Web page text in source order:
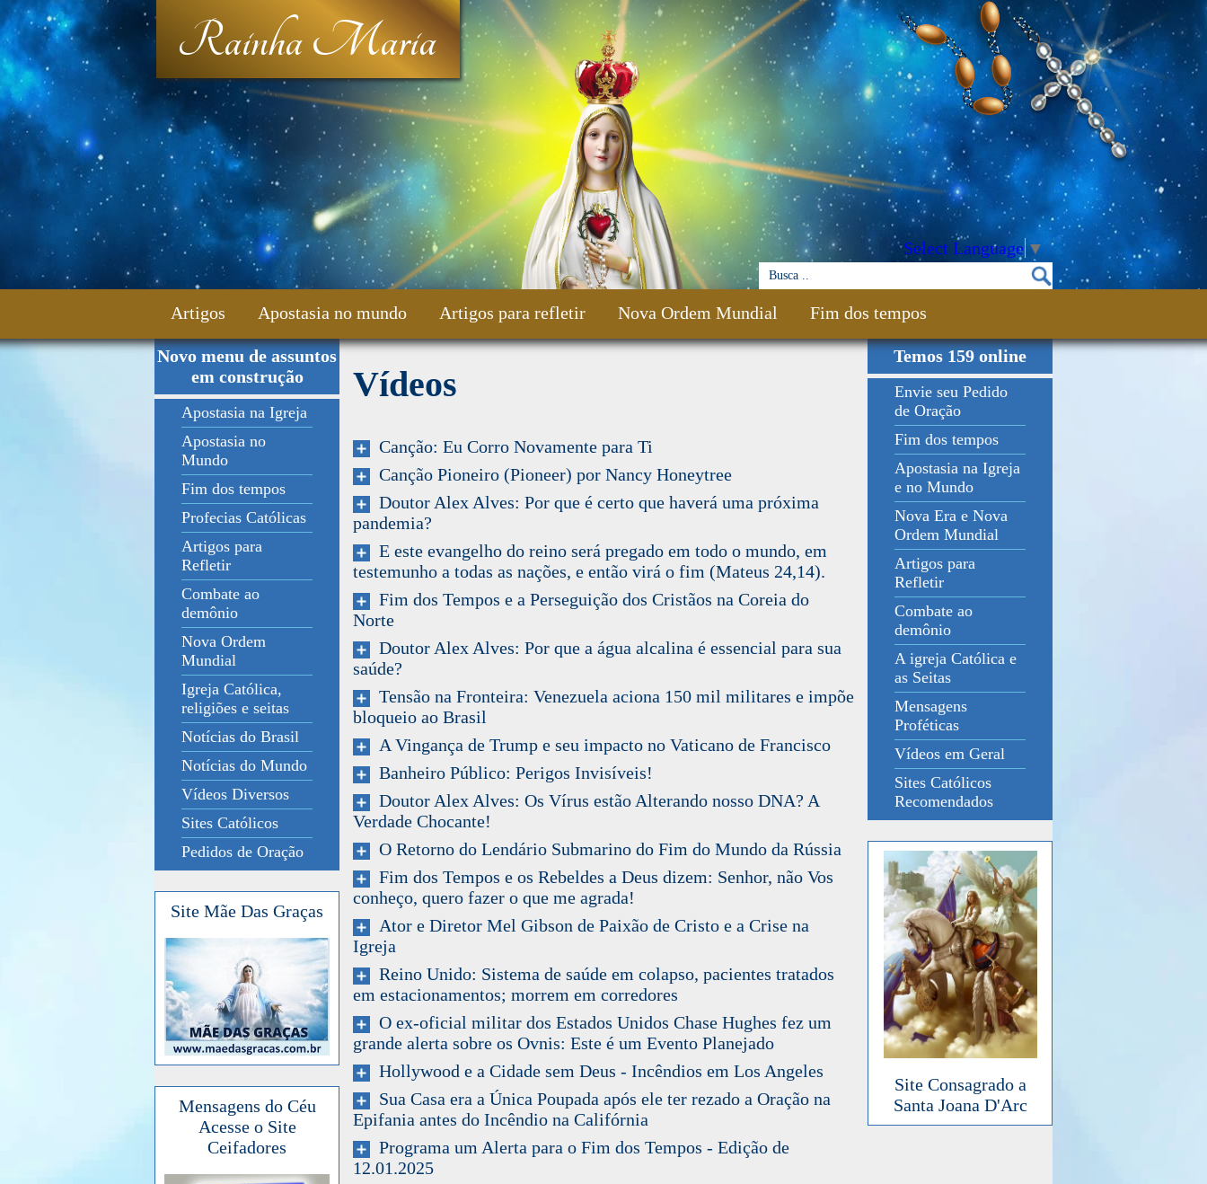
Rainha Maria
Select Language ▼
Artigos Apostasia no mundo Artigos para refletir Nova Ordem Mundial Fim dos tempos
Fale Conosco
Novo menu de assuntos
em construção
Apostasia na Igreja
Apostasia no
Mundo
Fim dos tempos
Profecias Católicas
Artigos para
Refletir
Combate ao
demônio
Nova Ordem
Mundial
Igreja Católica,
religiões e seitas
Notícias do Brasil
Notícias do Mundo
Vídeos Diversos
Sites Católicos
Pedidos de Oração
Site Mãe Das Graças
Mensagens do Céu
Acesse o Site
Ceifadores
Vídeos
Canção: Eu Corro Novamente para Ti
Canção Pioneiro (Pioneer) por Nancy Honeytree
Doutor Alex Alves: Por que é certo que haverá uma próxima
pandemia?
E este evangelho do reino será pregado em todo o mundo, em
testemunho a todas as nações, e então virá o fim (Mateus 24,14).
Fim dos Tempos e a Perseguição dos Cristãos na Coreia do
Norte
Doutor Alex Alves: Por que a água alcalina é essencial para sua
saúde?
Tensão na Fronteira: Venezuela aciona 150 mil militares e impõe
bloqueio ao Brasil
A Vingança de Trump e seu impacto no Vaticano de Francisco
Banheiro Público: Perigos Invisíveis!
Doutor Alex Alves: Os Vírus estão Alterando nosso DNA? A
Verdade Chocante!
O Retorno do Lendário Submarino do Fim do Mundo da Rússia
Fim dos Tempos e os Rebeldes a Deus dizem: Senhor, não Vos
conheço, quero fazer o que me agrada!
Ator e Diretor Mel Gibson de Paixão de Cristo e a Crise na
Igreja
Reino Unido: Sistema de saúde em colapso, pacientes tratados
em estacionamentos; morrem em corredores
O ex-oficial militar dos Estados Unidos Chase Hughes fez um
grande alerta sobre os Ovnis: Este é um Evento Planejado
Hollywood e a Cidade sem Deus - Incêndios em Los Angeles
Sua Casa era a Única Poupada após ele ter rezado a Oração na
Epifania antes do Incêndio na Califórnia
Programa um Alerta para o Fim dos Tempos - Edição de
12.01.2025
Temos 159 online
Envie seu Pedido
de Oração
Fim dos tempos
Apostasia na Igreja
e no Mundo
Nova Era e Nova
Ordem Mundial
Artigos para
Refletir
Combate ao
demônio
A igreja Católica e
as Seitas
Mensagens
Proféticas
Vídeos em Geral
Sites Católicos
Recomendados
Site Consagrado a
Santa Joana D'Arc